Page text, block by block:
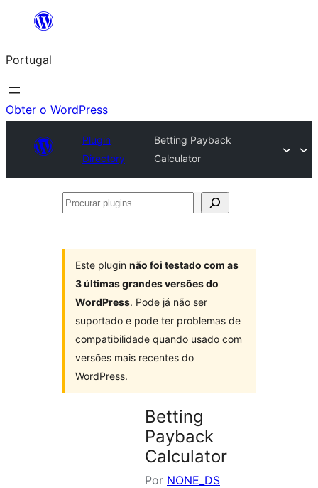
Saltar
o
conteúdo
Portugal
Obter o WordPress
Plugin
Directory
Betting Payback
Calculator
Procurar
Este plugin não foi testado com as
3 últimas grandes versões do
WordPress. Pode já não ser
suportado e pode ter problemas de
compatibilidade quando usado com
versões mais recentes do
WordPress.
Betting
Payback
Calculator
Por NONE_DS